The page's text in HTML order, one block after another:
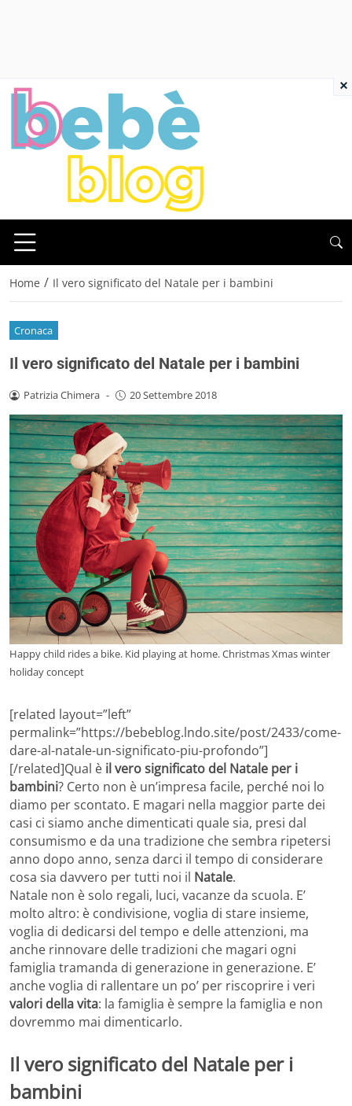
Home / Il vero significato del Natale per i bambini
Cronaca
Il vero significato del Natale per i bambini
Patrizia Chimera - 20 Settembre 2018
Happy child rides a bike. Kid playing at home. Christmas Xmas winter
holiday concept
[related layout=”left”
permalink=”https://bebeblog.lndo.site/post/2433/come-
dare-al-natale-un-significato-piu-profondo”]
[/related]Qual è il vero significato del Natale per i
bambini? Certo non è un’impresa facile, perché noi lo
diamo per scontato. E magari nella maggior parte dei
casi ci siamo anche dimenticati quale sia, presi dal
consumismo e da una tradizione che sembra ripetersi
anno dopo anno, senza darci il tempo di considerare
cosa sia davvero per tutti noi il Natale.
Natale non è solo regali, luci, vacanze da scuola. E’
molto altro: è condivisione, voglia di stare insieme,
voglia di dedicarsi del tempo e delle attenzioni, ma
anche rinnovare delle tradizioni che magari ogni
famiglia tramanda di generazione in generazione. E’
anche voglia di rallentare un po’ per riscoprire i veri
valori della vita: la famiglia è sempre la famiglia e non
dovremmo mai dimenticarlo.
Il vero significato del Natale per i
bambini
×